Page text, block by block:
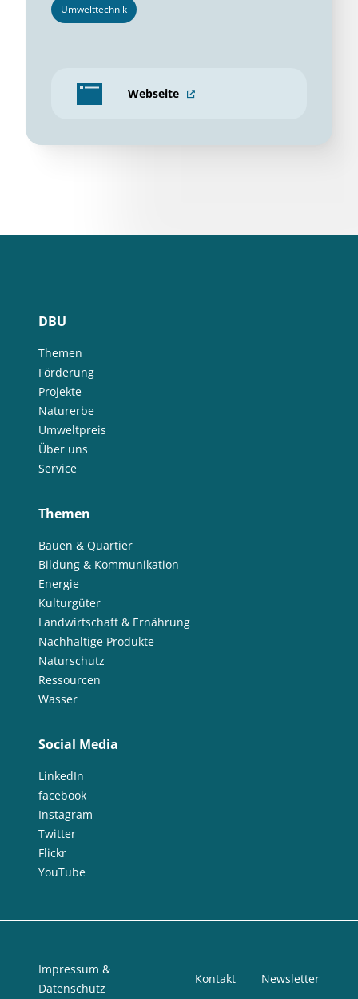
Umwelttechnik
Webseite
DBU
Themen
Förderung
Projekte
Naturerbe
Umweltpreis
Über uns
Service
Themen
Bauen & Quartier
Bildung & Kommunikation
Energie
Kulturgüter
Landwirtschaft & Ernährung
Nachhaltige Produkte
Naturschutz
Ressourcen
Wasser
Social Media
LinkedIn
facebook
Instagram
Twitter
Flickr
YouTube
Impressum &
Datenschutz
Kontakt Newsletter